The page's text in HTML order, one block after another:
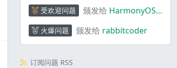
受欢迎问题 颁发给 HarmonyOS
火爆问题 颁发给 rabbitcoder
订阅问题 RSS